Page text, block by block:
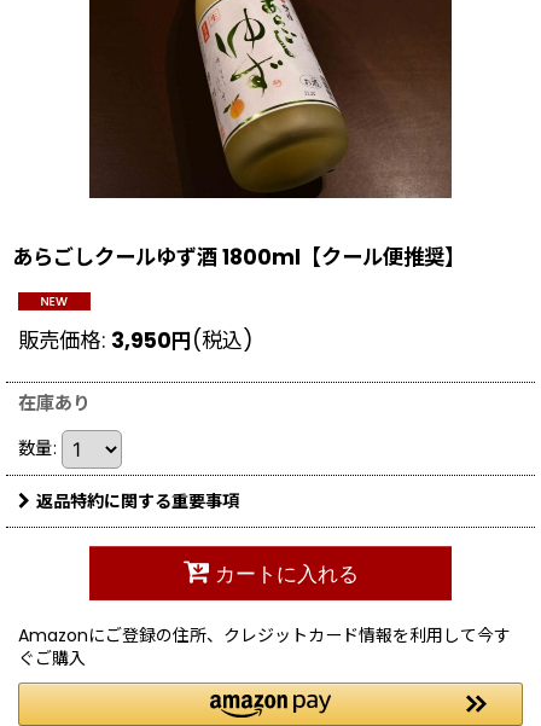
あらごしクールゆず酒 1800ml【クール便推奨】
販売価格: 3,950円(税込)
在庫あり
数量:
返品特約に関する重要事項
カートに入れる
Amazonにご登録の住所、クレジットカード情報を利用して今す
ぐご購入